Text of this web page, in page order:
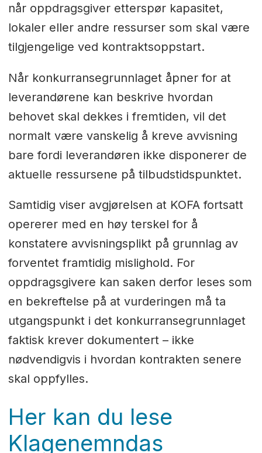
når oppdragsgiver etterspør kapasitet,
lokaler eller andre ressurser som skal være
tilgjengelige ved kontraktsoppstart.
Når konkurransegrunnlaget åpner for at
leverandørene kan beskrive hvordan
behovet skal dekkes i fremtiden, vil det
normalt være vanskelig å kreve avvisning
bare fordi leverandøren ikke disponerer de
aktuelle ressursene på tilbudstidspunktet.
Samtidig viser avgjørelsen at KOFA fortsatt
opererer med en høy terskel for å
konstatere avvisningsplikt på grunnlag av
forventet framtidig mislighold. For
oppdragsgivere kan saken derfor leses som
en bekreftelse på at vurderingen må ta
utgangspunkt i det konkurransegrunnlaget
faktisk krever dokumentert – ikke
nødvendigvis i hvordan kontrakten senere
skal oppfylles.
Her kan du lese
Klagenemndas